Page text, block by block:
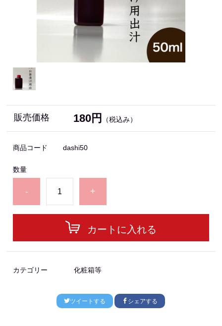
販売価格 180円 （税込み）
商品コード dashi50
数量
- +
カートに入れる
カテゴリー 化粧箱等
ツイートする シェアする